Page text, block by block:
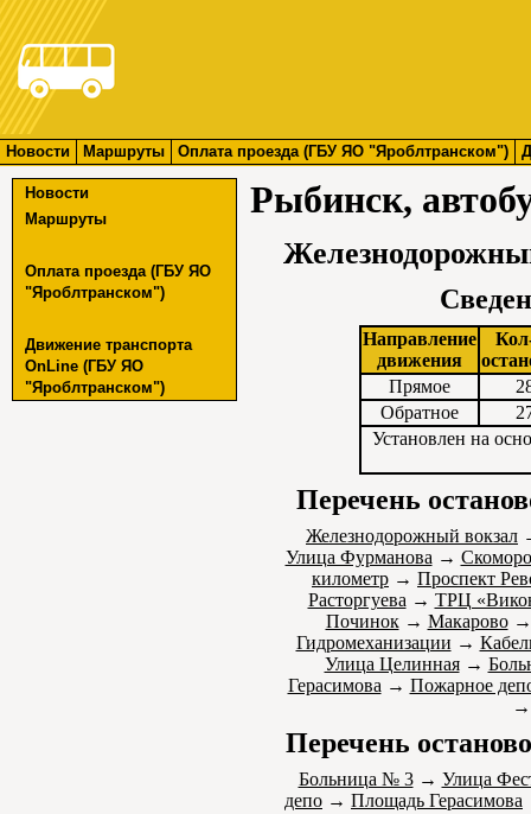
Новости Маршруты Оплата проезда (ГБУ ЯО "Яроблтранском")
Новости
Маршруты
Оплата проезда (ГБУ ЯО
"Яроблтранском")
Движение транспорта
OnLine (ГБУ ЯО
"Яроблтранском")
Рыбинск,
Направление
движения
Прямое
Обратное
Установлен на
Перечень
Железнодорожный вокзал
Улица Фурманова →
километр → Проспект
Расторгуева → ТРЦ
Починок→ Макарово
Гидромеханизации →
Улица Целинная→
Герасимова → Пожарное
Перечень
Больница № 3→ Улица
депо → Площадь Герасимова